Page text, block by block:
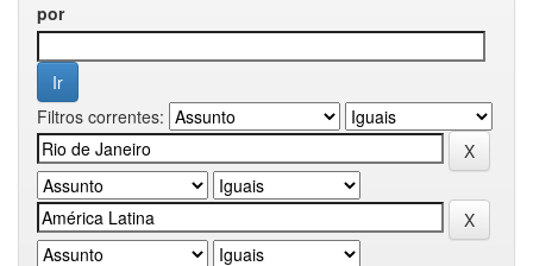
por
Filtros correntes: